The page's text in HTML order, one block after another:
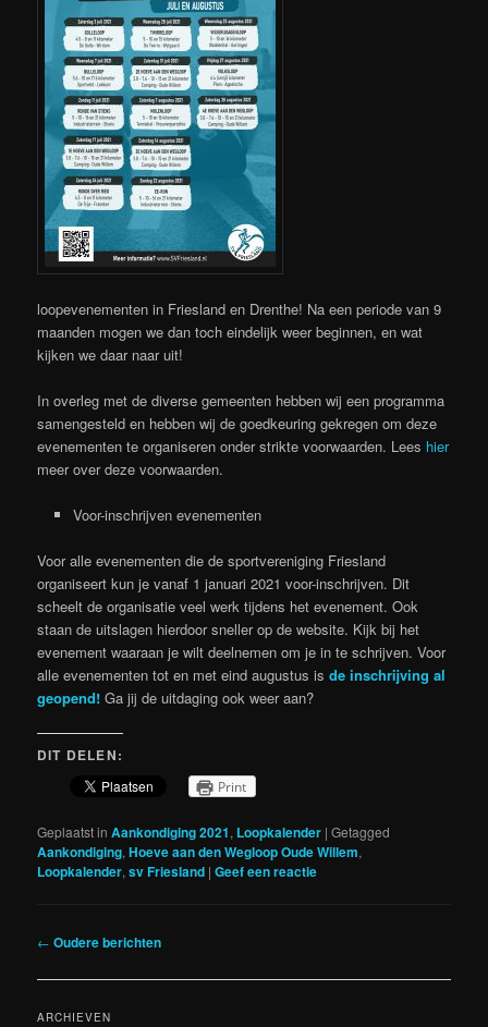
loopevenementen in Friesland en Drenthe! Na een periode van 9
maanden mogen we dan toch eindelijk weer beginnen, en wat
kijken we daar naar uit!
In overleg met de diverse gemeenten hebben wij een programma
samengesteld en hebben wij de goedkeuring gekregen om deze
evenementen te organiseren onder strikte voorwaarden. Lees hier
meer over deze voorwaarden.
Voor-inschrijven evenementen
Voor alle evenementen die de sportvereniging Friesland
organiseert kun je vanaf 1 januari 2021 voor-inschrijven. Dit
scheelt de organisatie veel werk tijdens het evenement. Ook
staan de uitslagen hierdoor sneller op de website. Kijk bij het
evenement waaraan je wilt deelnemen om je in te schrijven. Voor
alle evenementen tot en met eind augustus isde inschrijving al
geopend! Ga jij de uitdaging ook weer aan?
DIT DELEN:
Print
Geplaatst in Aankondiging 2021, Loopkalender |Getagged
Aankondiging,Hoeve aan den Wegloop Oude Willem,
Loopkalender,sv Friesland |Geef een reactie
Berichtnavigatie
← Oudere berichten
ARCHIEVEN